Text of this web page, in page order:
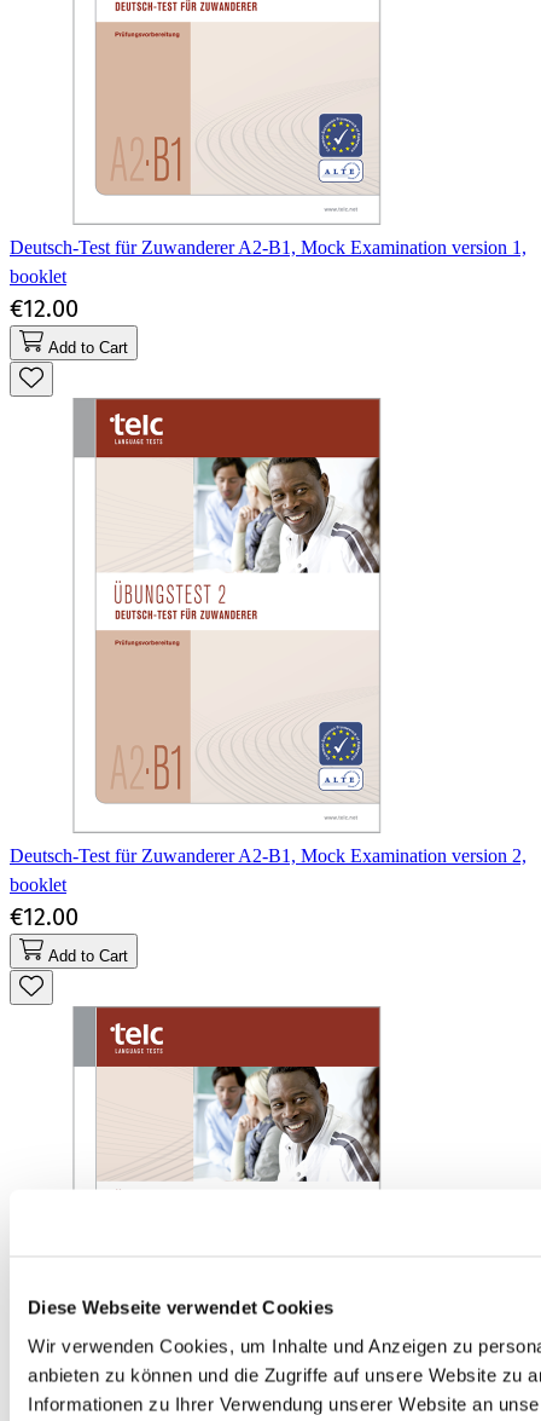
Diese Webseite verwendet Cookies
Wir verwenden Cookies, um Inhalte und Anzeigen zu
anbieten zu können und die Zugriffe auf unsere Website zu
Informationen zu Ihrer Verwendung unserer Website an
Deutsch-Test für Zuwanderer A2-B1, Mock Examination version 1,
booklet
€12.00
Add to Cart
Deutsch-Test für Zuwanderer A2-B1, Mock Examination version 2,
booklet
€12.00
Add to Cart